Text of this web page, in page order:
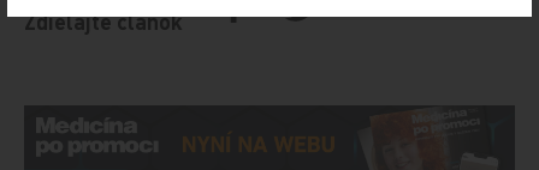
Zdieľajte článok